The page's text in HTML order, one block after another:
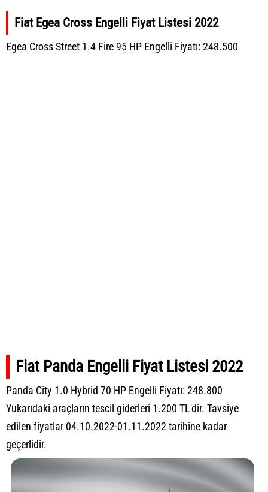
Fiat Egea Cross Engelli Fiyat Listesi 2022
Egea Cross Street 1.4 Fire 95 HP Engelli Fiyatı: 248.500
Fiat Panda Engelli Fiyat Listesi 2022
Panda City 1.0 Hybrid 70 HP Engelli Fiyatı: 248.800
Yukarıdaki araçların tescil giderleri 1.200 TL'dir. Tavsiye
edilen fiyatlar 04.10.2022-01.11.2022 tarihine kadar
geçerlidir.